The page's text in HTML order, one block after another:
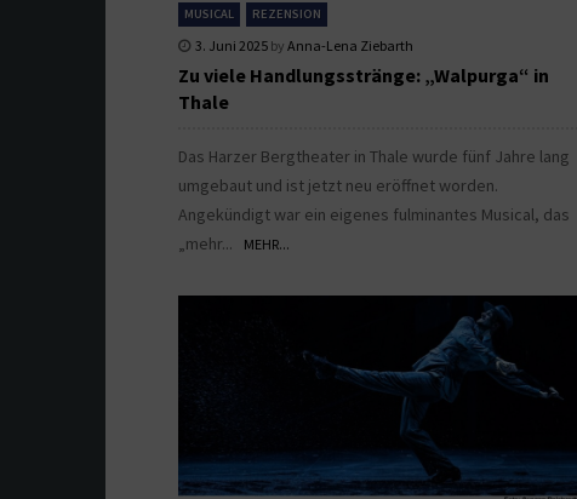
MUSICAL REZENSION
3. Juni 2025 by Anna-Lena Ziebarth
Zu viele Handlungsstränge: „Walpurga“ in
Thale
Das Harzer Bergtheater in Thale wurde fünf Jahre lang
umgebaut und ist jetzt neu eröffnet worden.
Angekündigt war ein eigenes fulminantes Musical, das
„mehr...
MEHR...